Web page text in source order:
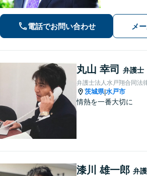
することを心
気軽にお問
電話でお問い合わせ メ
丸山 幸司 弁護士
弁護士法人水戸翔合同法
茨城県|水戸市
情熱を一番大切に
漆川 雄一郎 弁